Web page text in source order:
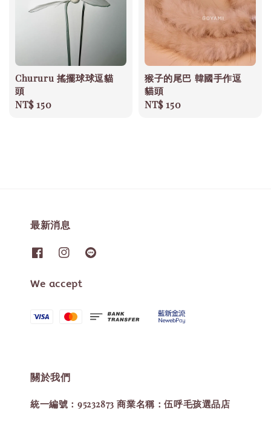
Chururu 搖擺球球逗貓
頭
Regular
NT$ 150
猴子的尾巴 韓國手作逗
貓頭
Regular
NT$ 150
最新消息
We accept
關於我們
統一編號：95232873 商業名稱：伍呼毛孩選品店